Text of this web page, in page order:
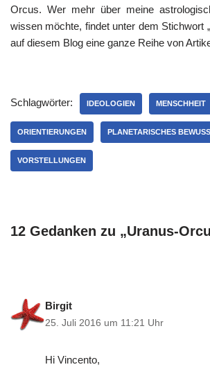
Orcus. Wer mehr über meine
wissen möchte, findet unter dem Stichwort
auf diesem Blog eine ganze Reihe von
Schlagwörter: IDEOLOGIEN MENSCHHEIT
ORIENTIERUNGEN PLANETARISCHES
VORSTELLUNGEN
12 Gedanken zu „Uranus-
Birgit
25. Juli 2016 um 11:21 Uhr
Hi Vincento,